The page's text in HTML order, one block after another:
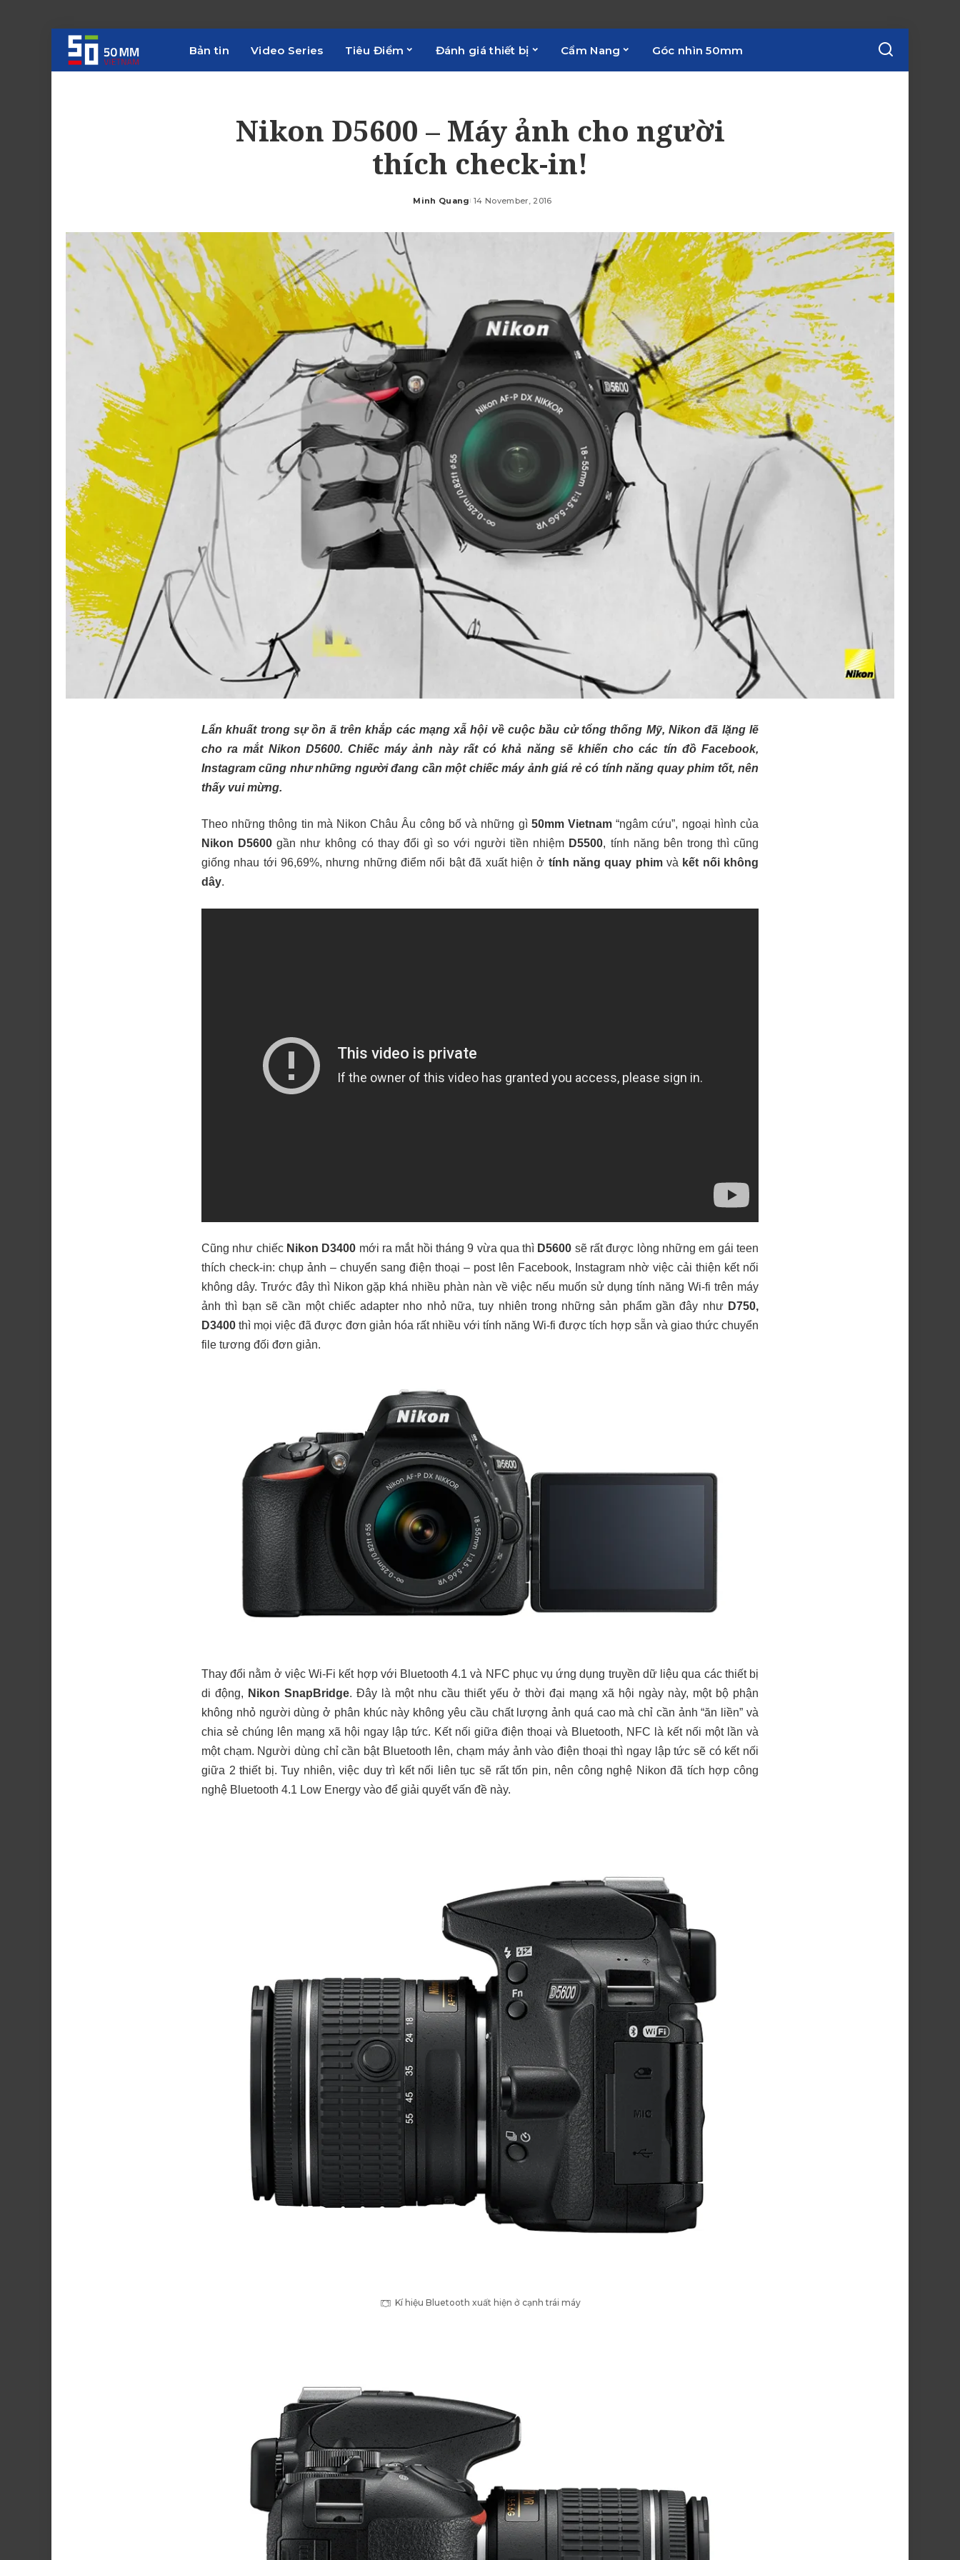
Bản tin Video Series Tiêu Điểm Đánh giá thiết bị Cẩm Nang Góc nhìn 50mm
Nikon D5600 – Máy ảnh cho người
thích check-in!
Posted
Minh Quang 14 November, 2016
Lẩn khuất trong sự ồn ã trên khắp các mạng xẫ hội về cuộc bầu cử tổng thống Mỹ, Nikon đã lặng lẽ
cho ra mắt Nikon D5600. Chiếc máy ảnh này rất có khả năng sẽ khiến cho các tín đồ Facebook,
Instagram cũng như những người đang cần một chiếc máy ảnh giá rẻ có tính năng quay phim tốt, nên
thấy vui mừng.
Theo những thông tin mà Nikon Châu Âu công bố và những gì 50mm Vietnam“ngâm cứu”, ngoại hình của
Nikon D5600 gần như không có thay đổi gì so với người tiền nhiệm D5500, tính năng bên trong thì cũng
giống nhau tới 96,69%, nhưng những điểm nổi bật đã xuất hiện ở tính năng quay phimvà kết nối không
dây.
Cũng như chiếcNikon D3400 mới ra mắt hồi tháng 9 vừa qua thì D5600 sẽ rất được lòng những em gái teen
thích check-in: chụp ảnh – chuyển sang điện thoại – post lên Facebook, Instagram nhờ việc cải thiện kết nối
không dây. Trước đây thì Nikon gặp khá nhiều phàn nàn về việc nếu muốn sử dụng tính năng Wi-fi trên máy
ảnh thì bạn sẽ cần một chiếc adapter nho nhỏ nữa, tuy nhiên trong những sản phẩm gần đây như D750,
D3400 thì mọi việc đã được đơn giản hóa rất nhiều với tính năng Wi-fi được tích hợp sẵn và giao thức chuyển
file tương đối đơn giản.
Thay đổi nằm ở việc Wi-Fi kết hợp với Bluetooth 4.1 và NFC phục vụ ứng dụng truyền dữ liệu qua các thiết bị
di động, Nikon SnapBridge. Đây là một nhu cầu thiết yếu ở thời đại mạng xã hội ngày này, một bộ phận
không nhỏ người dùng ở phân khúc này không yêu cầu chất lượng ảnh quá cao mà chỉ cần ảnh “ăn liền” và
chia sẻ chúng lên mạng xã hội ngay lập tức. Kết nối giữa điện thoại và Bluetooth, NFC là kết nối một lần và
một chạm. Người dùng chỉ cần bật Bluetooth lên, chạm máy ảnh vào điện thoại thì ngay lập tức sẽ có kết nối
giữa 2 thiết bị. Tuy nhiên, việc duy trì kết nối liên tục sẽ rất tốn pin, nên công nghệ Nikon đã tích hợp công
nghệ Bluetooth 4.1 Low Energy vào để giải quyết vấn đề này.
Kí hiệu Bluetooth xuất hiện ở cạnh trái máy